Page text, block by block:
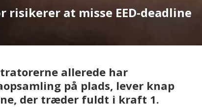
at misse EED-deadline
allerede har
på plads, lever knap
der træder fuldt i kraft 1.